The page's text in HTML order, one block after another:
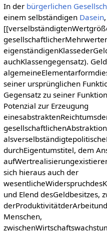
In der bürgerlichen
einem selbständigen Dasein
auchKlassengegensatz).
seiner ursprünglichen
Gegensatz zu seiner
Potenzial zur Erzeugung
durchEigentumstitel, dem
sich hieraus auch der
und Elend desGeldbesitzes,
Menschen,